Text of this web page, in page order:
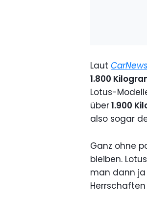
Laut
1.800
Lotus-
über1.900
also sogar
Ganz ohne
bleiben.
man dann ja